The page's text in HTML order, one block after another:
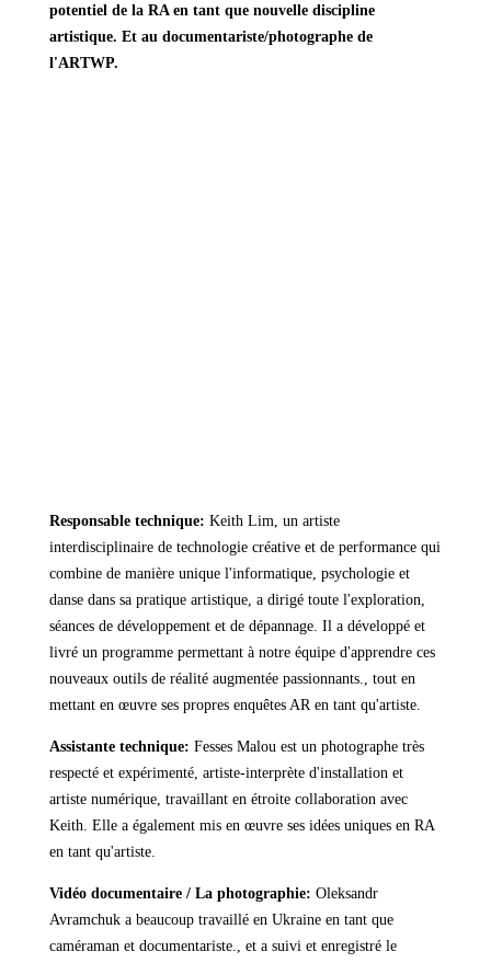
potentiel de la RA en tant que nouvelle discipline
artistique. Et au documentariste/photographe de
l'ARTWP.
Responsable technique: Keith Lim, un artiste
interdisciplinaire de technologie créative et de performance qui
combine de manière unique l'informatique, psychologie et
danse dans sa pratique artistique, a dirigé toute l'exploration,
séances de développement et de dépannage. Il a développé et
livré un programme permettant à notre équipe d'apprendre ces
nouveaux outils de réalité augmentée passionnants., tout en
mettant en œuvre ses propres enquêtes AR en tant qu'artiste.
Assistante technique: Fesses Malouest un photographe très
respecté et expérimenté, artiste-interprète d'installation et
artiste numérique, travaillant en étroite collaboration avec
Keith. Elle a également mis en œuvre ses idées uniques en RA
en tant qu'artiste.
Vidéo documentaire / La photographie: Oleksandr
Avramchuk a beaucoup travaillé en Ukraine en tant que
caméraman et documentariste., et a suivi et enregistré le